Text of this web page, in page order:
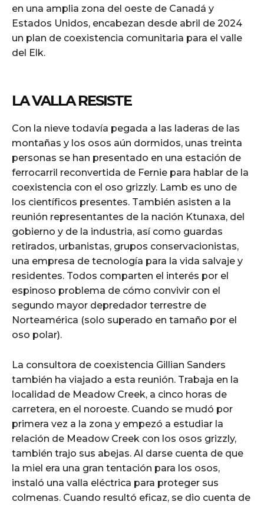
en una amplia zona del oeste de Canadá y
Estados Unidos, encabezan desde abril de 2024
un plan de coexistencia comunitaria para el valle
del Elk.
LA VALLA RESISTE
Con la nieve todavía pegada a las laderas de las
montañas y los osos aún dormidos, unas treinta
personas se han presentado en una estación de
ferrocarril reconvertida de Fernie para hablar de la
coexistencia con el oso grizzly. Lamb es uno de
los científicos presentes. También asisten a la
reunión representantes de la nación Ktunaxa, del
gobierno y de la industria, así como guardas
retirados, urbanistas, grupos conservacionistas,
una empresa de tecnología para la vida salvaje y
residentes. Todos comparten el interés por el
espinoso problema de cómo convivir con el
segundo mayor depredador terrestre de
Norteamérica (solo superado en tamaño por el
oso polar).
La consultora de coexistencia Gillian Sanders
también ha viajado a esta reunión. Trabaja en la
localidad de Meadow Creek, a cinco horas de
carretera, en el noroeste. Cuando se mudó por
primera vez a la zona y empezó a estudiar la
relación de Meadow Creek con los osos grizzly,
también trajo sus abejas. Al darse cuenta de que
la miel era una gran tentación para los osos,
instaló una valla eléctrica para proteger sus
colmenas. Cuando resultó eficaz, se dio cuenta de